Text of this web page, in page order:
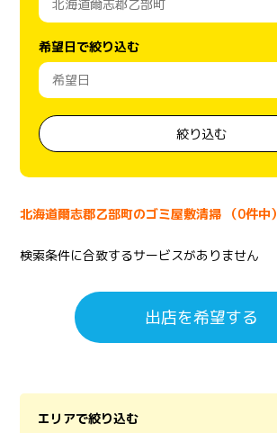
希望日で絞り込む
絞り込む
北海道爾志郡乙部町のゴミ屋敷清掃 （0件中）
検索条件に合致するサービスがありません
出店を希望する
エリアで絞り込む